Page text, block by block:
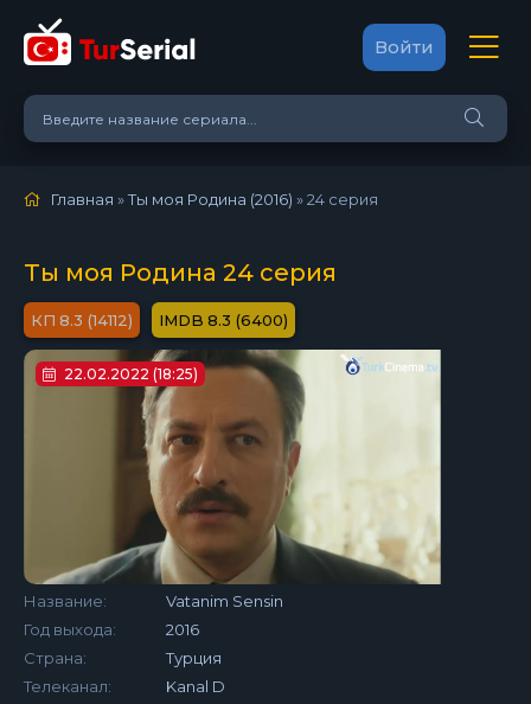
Войти
Главная »Ты моя Родина (2016) »24 серия
Ты моя Родина 24 серия
8.3 (14112) 8.3 (6400)
22.02.2022 (18:25)
Название:
Vatanim Sensin
Год выхода:
2016
Страна:
Турция
Телеканал:
Kanal D